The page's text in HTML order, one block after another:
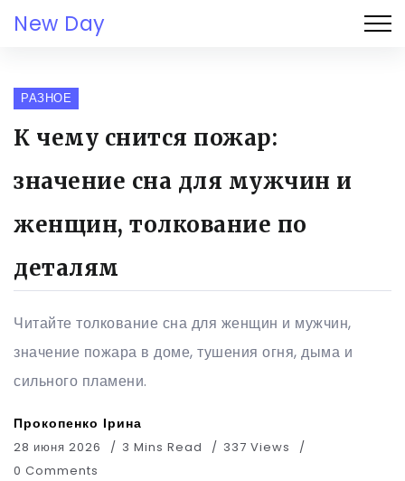
New Day
РАЗНОЕ
К чему снится пожар:
значение сна для мужчин и
женщин, толкование по
деталям
Читайте толкование сна для женщин и мужчин,
значение пожара в доме, тушения огня, дыма и
сильного пламени.
Прокопенко Ірина
28 июня 2026 3 Mins Read
337 Views
0 Comments